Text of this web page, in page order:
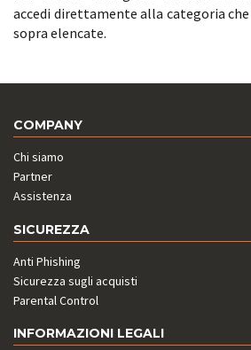
accedi direttamente alla categoria
sopra elencate.
COMPANY
Chi siamo
Partner
Assistenza
SICUREZZA
Anti Phishing
Sicurezza sugli acquisti
Parental Control
INFORMAZIONI LEGALI